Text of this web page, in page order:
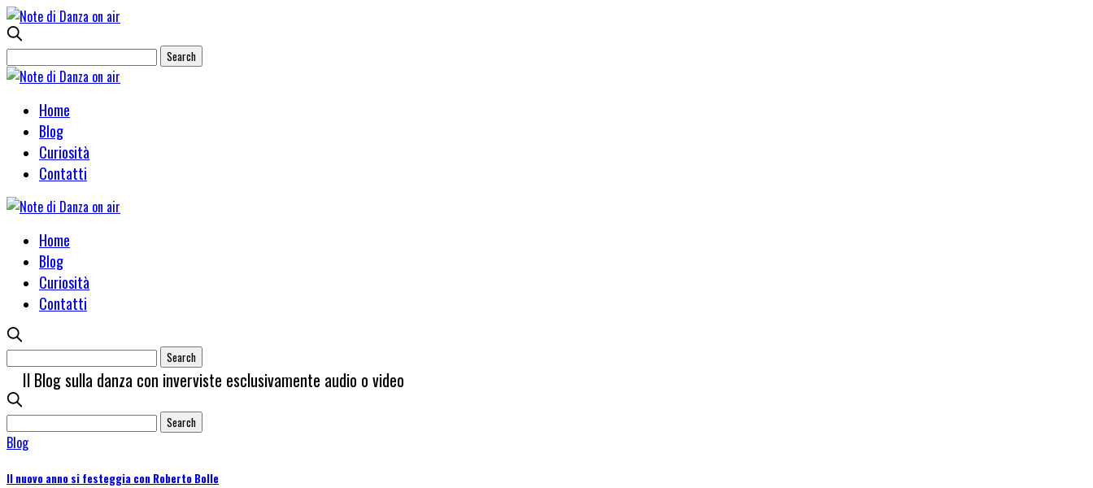
Home
Blog
Curiosità
Contatti
Home
Blog
Curiosità
Contatti
Il Blog sulla danza con inverviste esclusivamente audio o video
Blog
Il nuovo anno si festeggia con Roberto Bolle